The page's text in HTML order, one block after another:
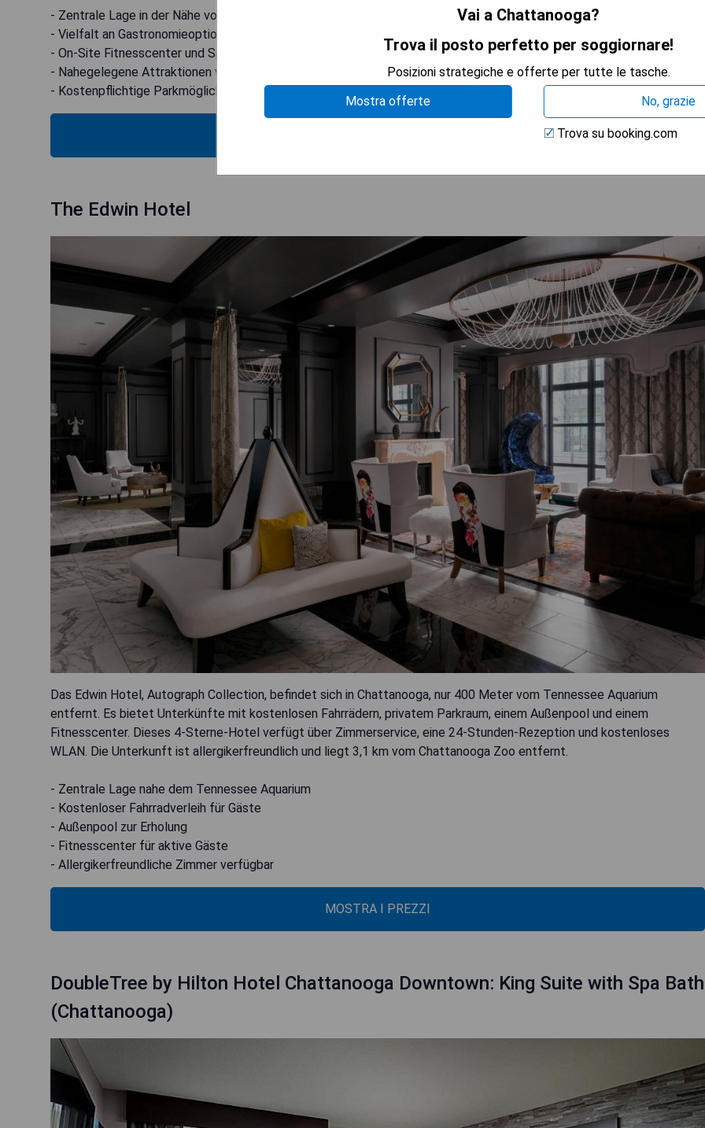
- Zentrale Lage in der Nähe von Unterhaltung und Sehenswürdigkeiten
- Vielfalt an Gastronomieoptionen vor Ort
- On-Site Fitnesscenter und Spa
- Nahegelegene Attraktionen wie Lookout Mountain und Tennessee Aquarium
- Kostenpflichtige Parkmöglichkeiten verfügbar
The Edwin Hotel
Das Edwin Hotel, Autograph Collection, befindet sich in Chattanooga, nur 400 Meter vom Tennessee Aquarium
entfernt. Es bietet Unterkünfte mit kostenlosen Fahrrädern, privatem Parkraum, einem Außenpool und einem
Fitnesscenter. Dieses 4-Sterne-Hotel verfügt über Zimmerservice, eine 24-Stunden-Rezeption und kostenloses
WLAN. Die Unterkunft ist allergikerfreundlich und liegt 3,1 km vom Chattanooga Zoo entfernt.
- Zentrale Lage nahe dem Tennessee Aquarium
- Kostenloser Fahrradverleih für Gäste
- Außenpool zur Erholung
- Fitnesscenter für aktive Gäste
- Allergikerfreundliche Zimmer verfügbar
MOSTRA I PREZZI
DoubleTree by Hilton Hotel Chattanooga Downtown: King Suite with Spa Bath
(Chattanooga)
Vai a Chattanooga?
Trova il posto perfetto per soggiornare!
Posizioni strategiche e offerte per tutte le tasche.
Mostra offerte
No, grazie
Trova su booking.com